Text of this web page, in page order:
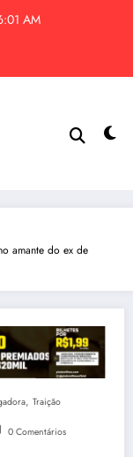
AM
amante do ex de
, Traição
0 Comentários